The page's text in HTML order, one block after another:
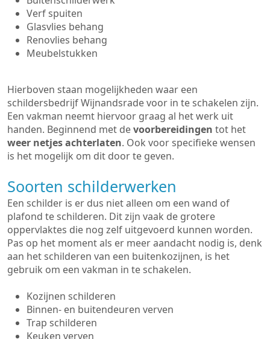
Verf spuiten
Glasvlies behang
Renovlies behang
Meubelstukken
Hierboven staan mogelijkheden waar een
schildersbedrijf Wijnandsrade voor in te schakelen zijn.
Een vakman neemt hiervoor graag al het werk uit
handen. Beginnend met devoorbereidingen tot het
weer netjes achterlaten. Ook voor specifieke wensen
is het mogelijk om dit door te geven.
Soorten schilderwerken
Een schilder is er dus niet alleen om een wand of
plafond te schilderen. Dit zijn vaak de grotere
oppervlaktes die nog zelf uitgevoerd kunnen worden.
Pas op het moment als er meer aandacht nodig is, denk
aan het schilderen van een buitenkozijnen, is het
gebruik om een vakman in te schakelen.
Kozijnen schilderen
Binnen- en buitendeuren verven
Trap schilderen
Keuken verven